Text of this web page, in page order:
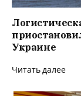
Украине⁠
Читать далее